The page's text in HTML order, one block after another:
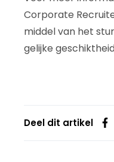
Corporate
middel van het
gelijke
Deel dit artikel